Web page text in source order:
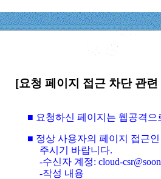
[요청 페이지 접근 차단 관
■ 요청하신 페이지는 웹공격
■ 정상 사용자의 페이지 접근
주시기 바랍니다.
-수신자 계정: cloud-
-작성 내용